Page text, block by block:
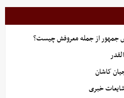
جمهور از جمله معروفش چیست؟
کاشان
خبری